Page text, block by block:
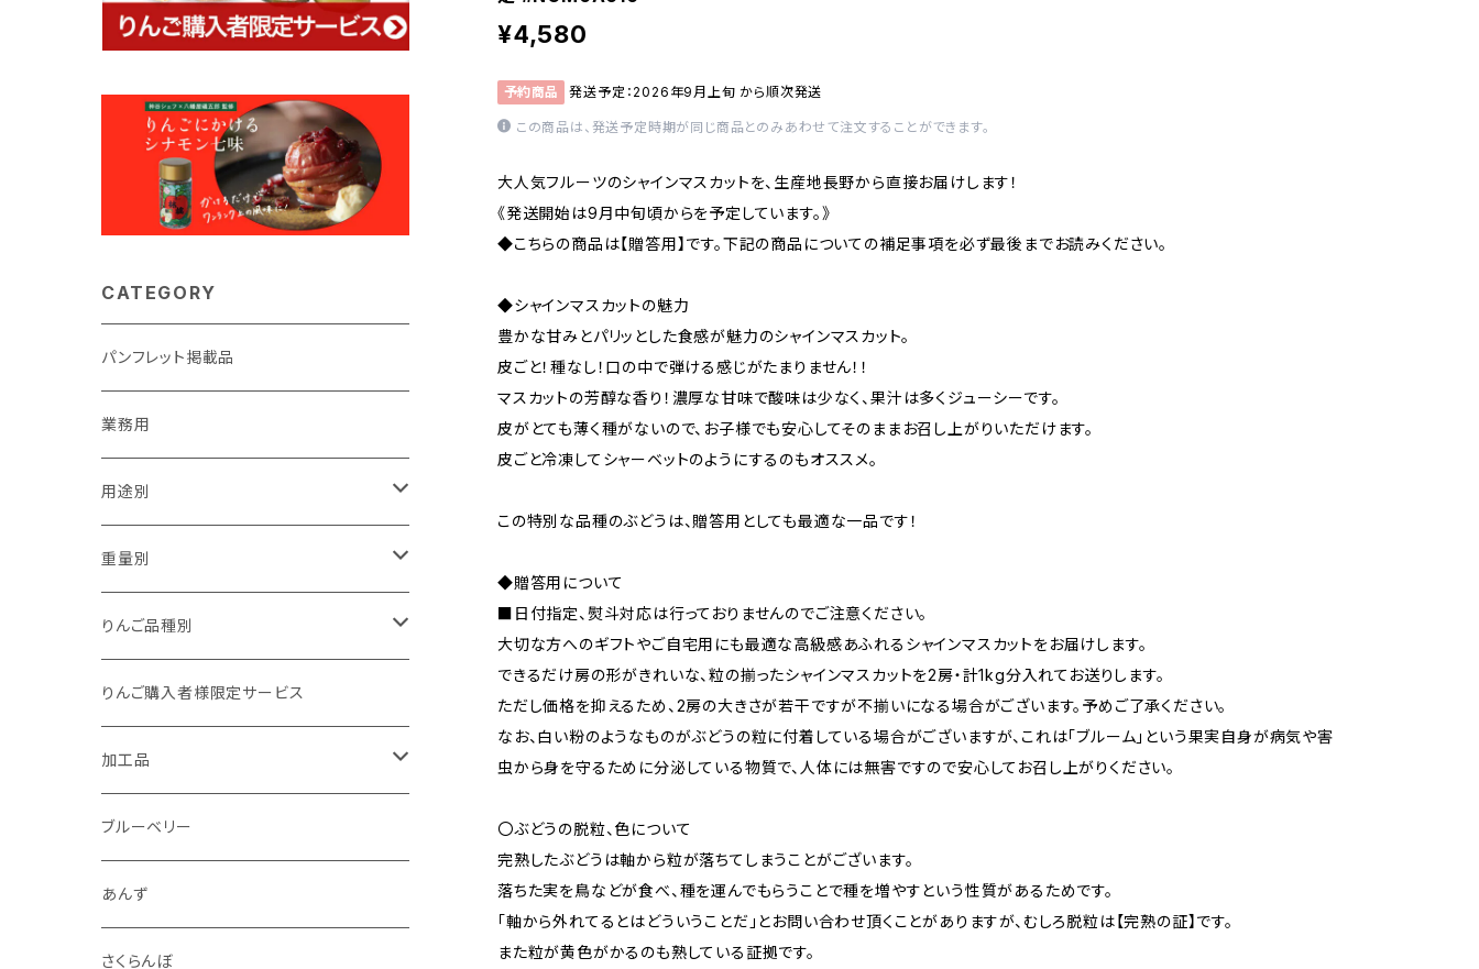
¥4,580
予約商品 発送予定：2026年9月上旬 から順次発送
この商品は、発送予定時期が同じ商品とのみあわせて注文することができます。
大人気フルーツのシャインマスカットを、生産地長野から直接お届けします！
《発送開始は9月中旬頃からを予定しています。》
◆こちらの商品は【贈答用】です。下記の商品についての補足事項を必ず最後までお読みください。
◆シャインマスカットの魅力
豊かな甘みとパリッとした食感が魅力のシャインマスカット。
皮ごと！種なし！口の中で弾ける感じがたまりません！！
マスカットの芳醇な香り！濃厚な甘味で酸味は少なく、果汁は多くジューシーです。
皮がとても薄く種がないので、お子様でも安心してそのままお召し上がりいただけます。
皮ごと冷凍してシャーベットのようにするのもオススメ。
この特別な品種のぶどうは、贈答用としても最適な一品です！
◆贈答用について
■日付指定、熨斗対応は行っておりませんのでご注意ください。
大切な方へのギフトやご自宅用にも最適な高級感あふれるシャインマスカットをお届けします。
できるだけ房の形がきれいな、粒の揃ったシャインマスカットを2房・計1kg分入れてお送りします。
ただし価格を抑えるため、2房の大きさが若干ですが不揃いになる場合がございます。予めご了承ください。
なお、白い粉のようなものがぶどうの粒に付着している場合がございますが、これは「ブルーム」という果実自身が病気や害
虫から身を守るために分泌している物質で、人体には無害ですので安心してお召し上がりください。
〇ぶどうの脱粒、色について
完熟したぶどうは軸から粒が落ちてしまうことがございます。
落ちた実を鳥などが食べ、種を運んでもらうことで種を増やすという性質があるためです。
「軸から外れてるとはどういうことだ」とお問い合わせ頂くことがありますが、むしろ脱粒は【完熟の証】です。
また粒が黄色がかるのも熟している証拠です。
CATEGORY
パンフレット掲載品
業務用
用途別
贈答用
家庭用（訳あり）
加工用
重量別
1kg以下
1kg
1.5kg～2kg
2.5kg～3kg
4.5kg～5kg
9kg～10kg
りんご品種別
夏あかり
シナノリップ
サンつがる
秋映
シナノスイート
りんご購入者様限定サービス
加工品
ジュース
ジャム
スパイス
ブルーベリー
あんず
さくらんぼ